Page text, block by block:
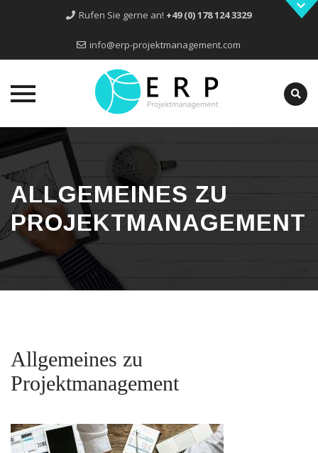
Rufen Sie gerne an! +49 (0) 178 124 3329
info@erp-projektmanagement.com
to
content
ALLGEMEINES ZU
PROJEKTMANAGEMENT
Allgemeines zu
Projektmanagement